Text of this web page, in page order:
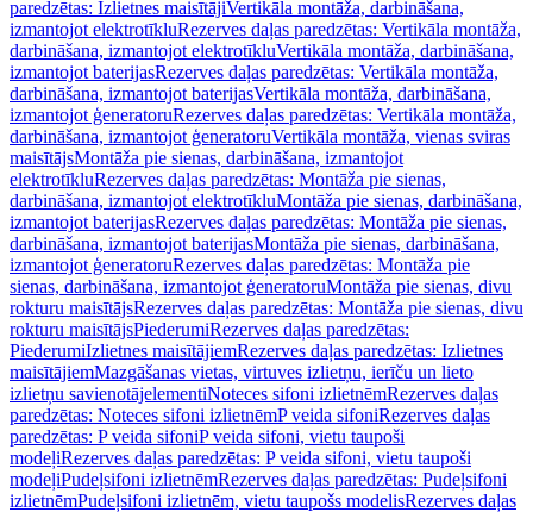
paredzētas: Izlietnes maisītājiVertikāla montāža, darbināšana,
izmantojot elektrotīkluRezerves daļas paredzētas: Vertikāla montāža,
darbināšana, izmantojot elektrotīkluVertikāla montāža, darbināšana,
izmantojot baterijasRezerves daļas paredzētas: Vertikāla montāža,
darbināšana, izmantojot baterijasVertikāla montāža, darbināšana,
izmantojot ģeneratoruRezerves daļas paredzētas: Vertikāla montāža,
darbināšana, izmantojot ģeneratoruVertikāla montāža, vienas sviras
maisītājsMontāža pie sienas, darbināšana, izmantojot
elektrotīkluRezerves daļas paredzētas: Montāža pie sienas,
darbināšana, izmantojot elektrotīkluMontāža pie sienas, darbināšana,
izmantojot baterijasRezerves daļas paredzētas: Montāža pie sienas,
darbināšana, izmantojot baterijasMontāža pie sienas, darbināšana,
izmantojot ģeneratoruRezerves daļas paredzētas: Montāža pie
sienas, darbināšana, izmantojot ģeneratoruMontāža pie sienas, divu
rokturu maisītājsRezerves daļas paredzētas: Montāža pie sienas, divu
rokturu maisītājsPiederumiRezerves daļas paredzētas:
PiederumiIzlietnes maisītājiemRezerves daļas paredzētas: Izlietnes
maisītājiemMazgāšanas vietas, virtuves izlietņu, ierīču un lieto
izlietņu savienotājelementiNoteces sifoni izlietnēmRezerves daļas
paredzētas: Noteces sifoni izlietnēmP veida sifoniRezerves daļas
paredzētas: P veida sifoniP veida sifoni, vietu taupoši
modeļiRezerves daļas paredzētas: P veida sifoni, vietu taupoši
modeļiPudeļsifoni izlietnēmRezerves daļas paredzētas: Pudeļsifoni
izlietnēmPudeļsifoni izlietnēm, vietu taupošs modelisRezerves daļas